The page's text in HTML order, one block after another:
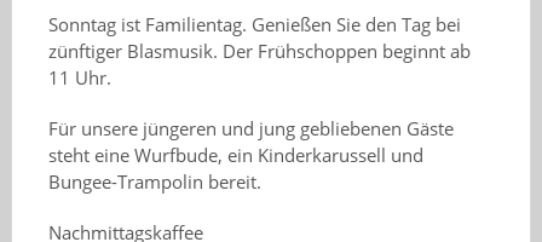
Sonntag ist Familientag. Genießen Sie den Tag bei
zünftiger Blasmusik. Der Frühschoppen beginnt ab
11 Uhr.
Für unsere jüngeren und jung gebliebenen Gäste
steht eine Wurfbude, ein Kinderkarussell und
Bungee-Trampolin bereit.
Nachmittagskaffee